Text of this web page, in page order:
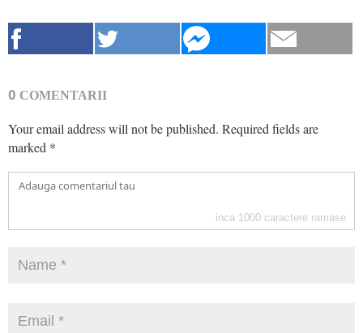
0 COMENTARII
Your email address will not be published. Required fields are
marked *
inca 1000 caractere ramase